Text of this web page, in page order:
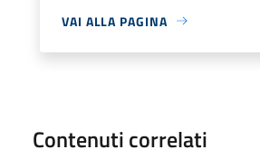
VAI ALLA PAGINA
Contenuti correlati